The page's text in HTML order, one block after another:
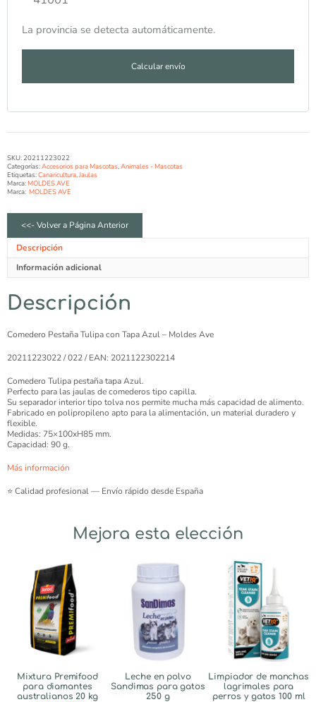
La provincia se detecta automáticamente.
Calcular envío
SKU:20211223022
Categorías:Accesorios para Mascotas,Animales - Mascotas
Etiquetas:Canaricultura,Jaulas
Marca:MOLDES AVE
Marca: MOLDES AVE
<<- Volver a Página Anterior
Descripción
Información adicional
Descripción
Comedero Pestaña Tulipa con Tapa Azul – Moldes Ave
20211223022 / 022 / EAN: 2021122302214
Comedero Tulipa pestaña tapa Azul.
Perfecto para las jaulas de comederos tipo capilla.
Su separador interior tipo tolva nos permite mucha más capacidad de alimento.
Fabricado en polipropileno apto para la alimentación, un material duradero y
flexible.
Medidas: 75×100xH85 mm.
Capacidad: 90 g.
Más información
⭐ Calidad profesional — Envío rápido desde España
Mejora esta elección
Mixtura Premifood
para diamantes
australianos 20 kg
Leche en polvo
Sandimas para gatos
250 g
Limpiador de manchas
lagrimales para
perros y gatos 100 ml